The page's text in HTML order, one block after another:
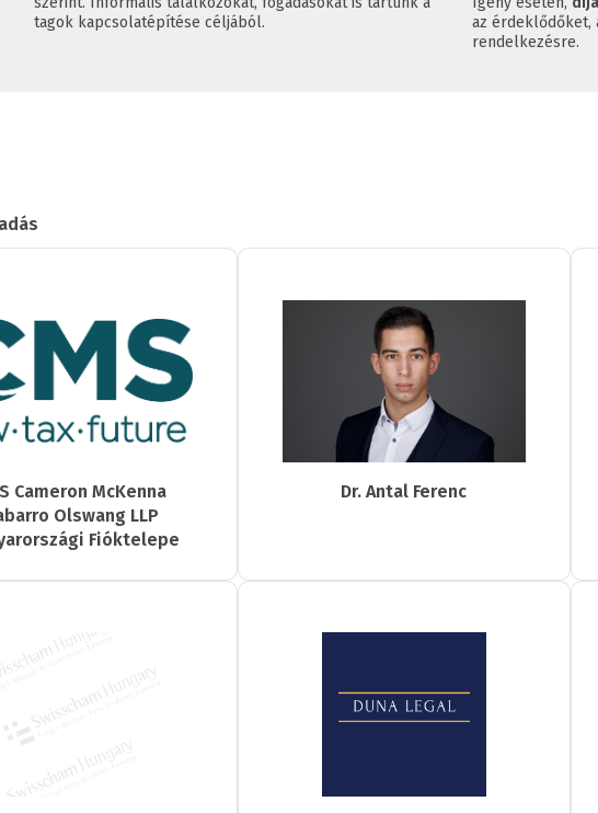
tagok kapcsolatépítése céljából.
az érdeklődőket,
rendelkezésre.
Cameron McKenna
Olswang LLP
Fióktelepe
Dr. Antal Ferenc